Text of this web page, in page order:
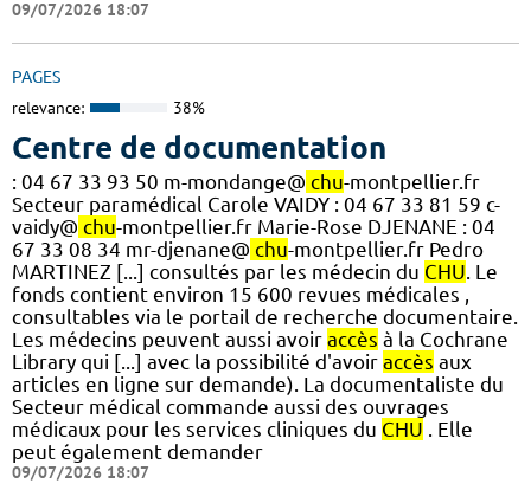
09/07/2026 18:07
PAGES
relevance: 38%
Centre de documentation
: 04 67 33 93 50 m-mondange@ chu-montpellier.fr
Secteur paramédical Carole VAIDY : 04 67 33 81 59 c-
vaidy@ chu-montpellier.fr Marie-Rose DJENANE : 04
67 33 08 34 mr-djenane@ chu-montpellier.fr Pedro
MARTINEZ [...] consultés par les médecin du CHU. Le
fonds contient environ 15 600 revues médicales ,
consultables via le portail de recherche documentaire.
Les médecins peuvent aussi avoir accès à la Cochrane
Library qui [...] avec la possibilité d'avoir accès aux
articles en ligne sur demande). La documentaliste du
Secteur médical commande aussi des ouvrages
médicaux pour les services cliniques du CHU . Elle
peut également demander
09/07/2026 18:07